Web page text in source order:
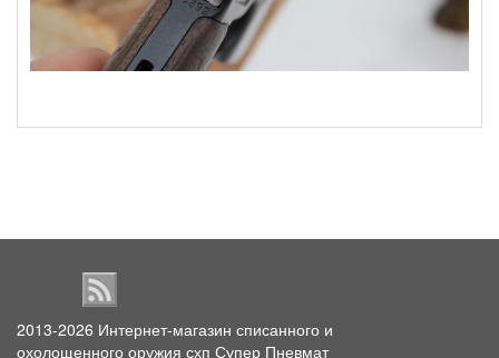
2013-2026 Интернет-магазин списанного и
охолощенного оружия схп Супер Пневмат